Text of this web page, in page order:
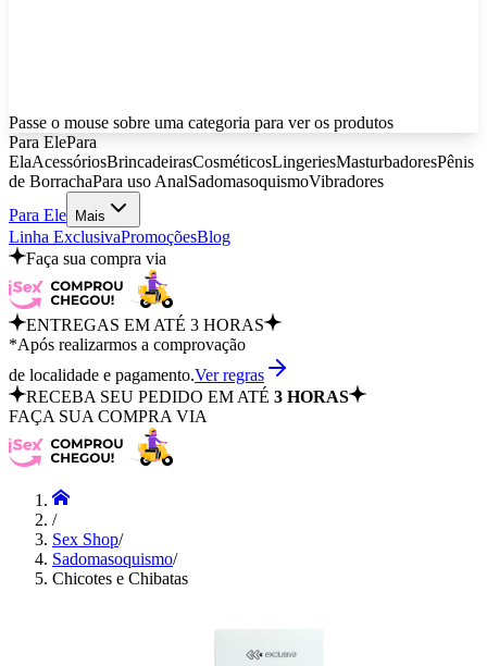
Passe o mouse sobre uma categoria para ver os produtos
Para ElePara
ElaAcessóriosBrincadeirasCosméticosLingeriesMasturbadoresPênis
de BorrachaPara uso AnalSadomasoquismoVibradores
Para Ele
Mais
Linha ExclusivaPromoçõesBlog
Faça sua compra via
ENTREGAS EM ATÉ 3 HORAS
*Após realizarmos a comprovação
de localidade e pagamento.Ver regras
RECEBA SEU PEDIDO EM ATÉ 3 HORAS
FAÇA SUA COMPRA VIA
/
Sex Shop/
Sadomasoquismo/
Chicotes e Chibatas